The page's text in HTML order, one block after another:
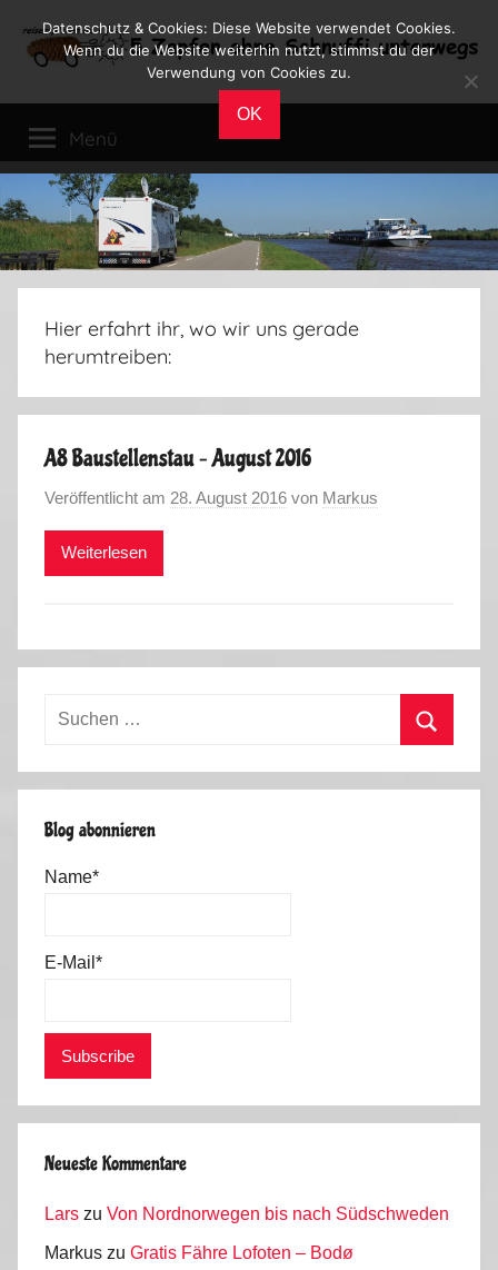
Inhalt
Reiseblog
Leben
im
Wohnmobil
Menü
Hier erfahrt ihr, wo wir uns gerade
herumtreiben:
A8 Baustellenstau – August 2016
Veröffentlicht am 28. August 2016 von Markus
Weiterlesen
Suchen
Blog abonnieren
Name*
E-Mail*
Neueste Kommentare
Lars zu Von Nordnorwegen bis nach Südschweden
Markus zu Gratis Fähre Lofoten – Bodø
Datenschutz & Cookies: Diese Website verwendet Cookies.
Wenn du die Website weiterhin nutzt, stimmst du der
Verwendung von Cookies zu.
OK